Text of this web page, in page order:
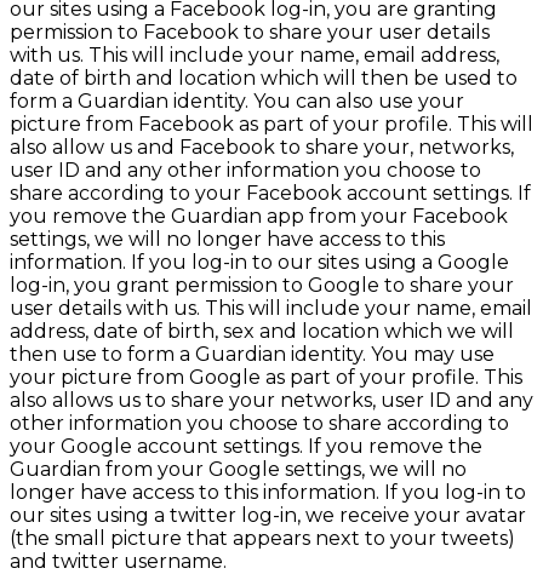
our sites using a Facebook log-in, you are granting
permission to Facebook to share your user details
with us. This will include your name, email address,
date of birth and location which will then be used to
form a Guardian identity. You can also use your
picture from Facebook as part of your profile. This will
also allow us and Facebook to share your, networks,
user ID and any other information you choose to
share according to your Facebook account settings. If
you remove the Guardian app from your Facebook
settings, we will no longer have access to this
information. If you log-in to our sites using a Google
log-in, you grant permission to Google to share your
user details with us. This will include your name, email
address, date of birth, sex and location which we will
then use to form a Guardian identity. You may use
your picture from Google as part of your profile. This
also allows us to share your networks, user ID and any
other information you choose to share according to
your Google account settings. If you remove the
Guardian from your Google settings, we will no
longer have access to this information. If you log-in to
our sites using a twitter log-in, we receive your avatar
(the small picture that appears next to your tweets)
and twitter username.